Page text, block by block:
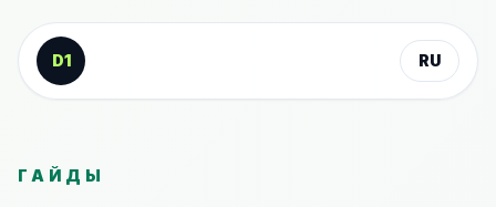
К содержанию
D1
RU
ГАЙДЫ